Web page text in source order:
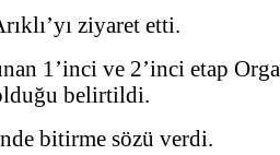
ziyaret etti.
1’inci ve 2’inci etap
belirtildi.
bitirme sözü verdi.